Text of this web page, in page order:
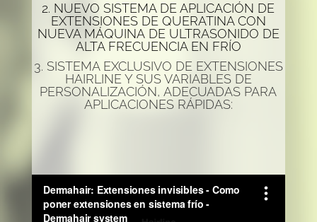
2. NUEVO SISTEMA DE APLICACIÓN DE
EXTENSIONES DE QUERATINA CON
NUEVA MÁQUINA DE ULTRASONIDO DE
ALTA FRECUENCIA EN FRÍO
3. SISTEMA EXCLUSIVO DE EXTENSIONES
HAIRLINE Y SUS VARIABLES DE
PERSONALIZACIÓN, ADECUADAS PARA
APLICACIONES RÁPIDAS: